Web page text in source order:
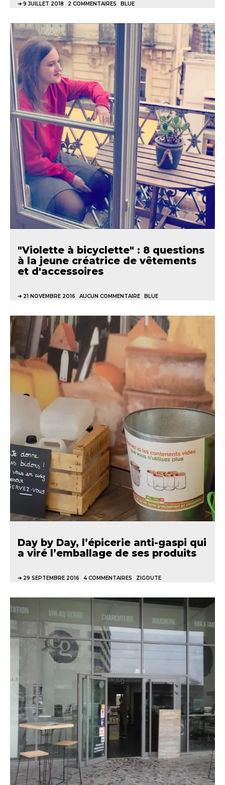
9 JUILLET 2018 2 COMMENTAIRES BLUE
"Violette à bicyclette" : 8 questions
à la jeune créatrice de vêtements
et d'accessoires
21 NOVEMBRE 2016 AUCUN COMMENTAIRE BLUE
Day by Day, l’épicerie anti-gaspi qui
a viré l’emballage de ses produits
29 SEPTEMBRE 2016 4 COMMENTAIRES ZIGOUTE